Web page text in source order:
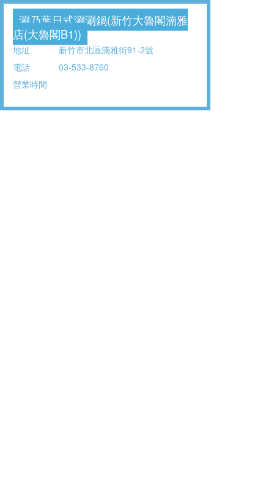
涮乃葉日式涮涮鍋(新竹大魯閣湳雅
店(大魯閣B1))
地址
新竹市北區湳雅街91-2號
電話
03-533-8760
營業時間